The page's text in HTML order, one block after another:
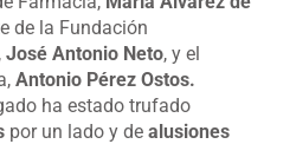
de la Fundación
José Antonio Neto, y el
Antonio Pérez Ostos.
ha estado trufado
por un lado y de alusiones